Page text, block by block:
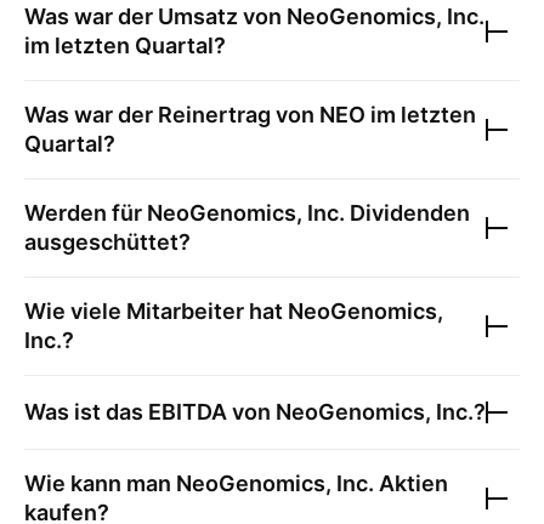
Was war der Umsatz von NeoGenomics, Inc.
im letzten Quartal?
Was war der Reinertrag von NEO im letzten
Quartal?
Werden für NeoGenomics, Inc. Dividenden
ausgeschüttet?
Wie viele Mitarbeiter hat NeoGenomics,
Inc.?
Was ist das EBITDA von NeoGenomics, Inc.?
Wie kann man NeoGenomics, Inc. Aktien
kaufen?